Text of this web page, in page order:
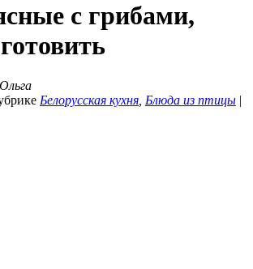
с грибами,
Белорусская кухня Блюда из птицы |